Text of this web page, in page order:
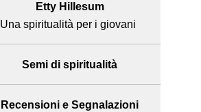
Etty Hillesum
Una spiritualità per i giovani
Semi di spiritualità
Recensioni e Segnalazioni